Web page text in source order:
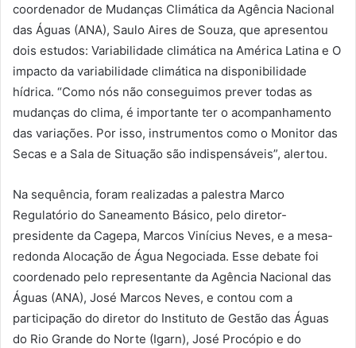
coordenador de Mudanças Climática da Agência Nacional
das Águas (ANA), Saulo Aires de Souza, que apresentou
dois estudos: Variabilidade climática na América Latina e O
impacto da variabilidade climática na disponibilidade
hídrica. “Como nós não conseguimos prever todas as
mudanças do clima, é importante ter o acompanhamento
das variações. Por isso, instrumentos como o Monitor das
Secas e a Sala de Situação são indispensáveis”, alertou.
Na sequência, foram realizadas a palestra Marco
Regulatório do Saneamento Básico, pelo diretor-
presidente da Cagepa, Marcos Vinícius Neves, e a mesa-
redonda Alocação de Água Negociada. Esse debate foi
coordenado pelo representante da Agência Nacional das
Águas (ANA), José Marcos Neves, e contou com a
participação do diretor do Instituto de Gestão das Águas
do Rio Grande do Norte (Igarn), José Procópio e do